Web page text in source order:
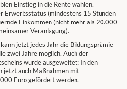
Einstieg in die Rente wählen.
Erwerbsstatus (mindestens 15 Stunden
Einkommen (nicht mehr als 20.000
Veranlagung).
jetzt jedes Jahr die Bildungsprämie
zwei Jahre möglich. Auch der
wurde ausgeweitet: In den
jetzt auch Maßnahmen mit
Euro gefördert werden.